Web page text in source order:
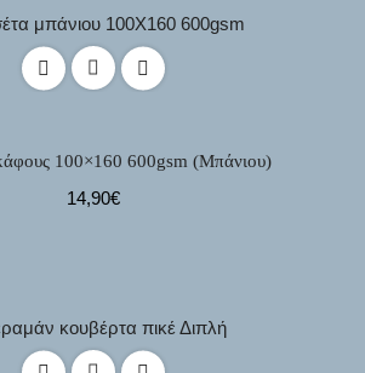
100×160 600gsm (Μπάνιου)
14,90€